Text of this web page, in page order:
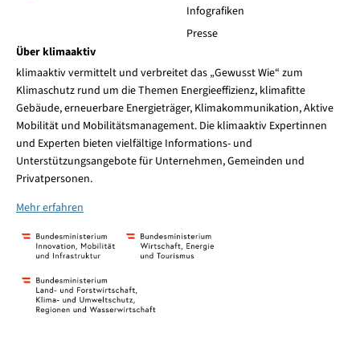
Infografiken
Presse
Über klimaaktiv
klimaaktiv vermittelt und verbreitet das „Gewusst Wie“ zum
Klimaschutz rund um die Themen Energieeffizienz, klimafitte
Gebäude, erneuerbare Energieträger, Klimakommunikation, Aktive
Mobilität und Mobilitätsmanagement. Die klimaaktiv Expertinnen
und Experten bieten vielfältige Informations- und
Unterstützungsangebote für Unternehmen, Gemeinden und
Privatpersonen.
Mehr erfahren